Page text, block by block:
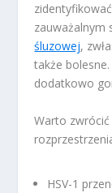
śluzowej,
także
dodatkowo
Warto
HSV-1